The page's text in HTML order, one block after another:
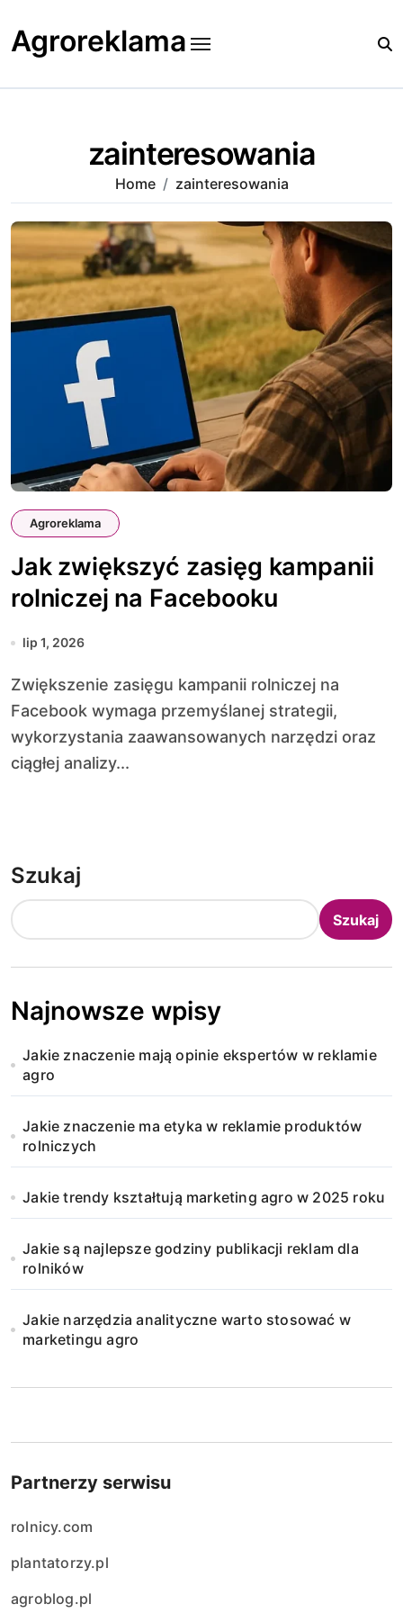
content
Agroreklama
zainteresowania
Home zainteresowania
Agroreklama
Jak zwiększyć zasięg kampanii
rolniczej na Facebooku
lip 1, 2026
Zwiększenie zasięgu kampanii rolniczej na
Facebook wymaga przemyślanej strategii,
wykorzystania zaawansowanych narzędzi oraz
ciągłej analizy...
Szukaj
Szukaj
Najnowsze wpisy
Jakie znaczenie mają opinie ekspertów w reklamie
agro
Jakie znaczenie ma etyka w reklamie produktów
rolniczych
Jakie trendy kształtują marketing agro w 2025 roku
Jakie są najlepsze godziny publikacji reklam dla
rolników
Jakie narzędzia analityczne warto stosować w
marketingu agro
Partnerzy serwisu
rolnicy.com
plantatorzy.pl
agroblog.pl